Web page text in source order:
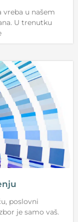
u našem
U trenutku
poslovni
je samo vaš.